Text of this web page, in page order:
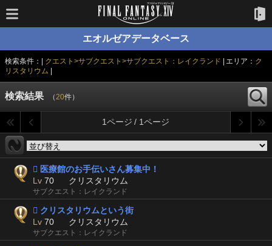
エオルゼアデータベース
検索条件：| クエスト>サブクエスト>サブクエスト：レイクランド | エリア： ク
リスタリウム
検索結果 （20件）
1ページ / 1ページ
 医療館のお手伝いさん募集中！
Lv 70 クリスタリウム
サブクエスト：レイクランド
 クリスタリウムという街
Lv 70 クリスタリウム
サブクエスト：レイクランド